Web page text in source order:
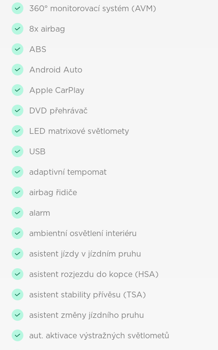
360° monitorovací systém (AVM)
8x airbag
ABS
Android Auto
Apple CarPlay
DVD přehrávač
LED matrixové světlomety
USB
adaptivní tempomat
airbag řidiče
alarm
ambientní osvětlení interiéru
asistent jízdy v jízdním pruhu
asistent rozjezdu do kopce (HSA)
asistent stability přívěsu (TSA)
asistent změny jízdního pruhu
aut. aktivace výstražných světlometů